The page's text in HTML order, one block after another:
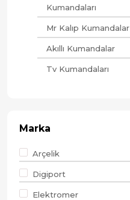
Kumandaları
Mr Kalıp Kumandalar
Akıllı Kumandalar
Tv Kumandaları
Marka
Arçelik
Digiport
Elektromer